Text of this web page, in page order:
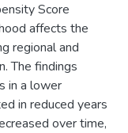
Score
affects the
regional and
The findings
in a lower
in reduced years
over time,